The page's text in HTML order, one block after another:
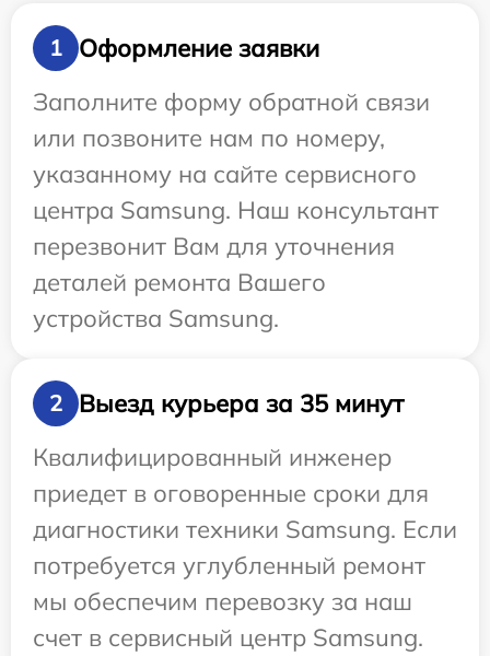
1
Оформление заявки
Заполните форму обратной связи
или позвоните нам по номеру,
указанному на сайте сервисного
центра Samsung. Наш консультант
перезвонит Вам для уточнения
деталей ремонта Вашего
устройства Samsung.
2
Выезд курьера за 35 минут
Квалифицированный инженер
приедет в оговоренные сроки для
диагностики техники Samsung. Если
потребуется углубленный ремонт
мы обеспечим перевозку за наш
счет в сервисный центр Samsung.